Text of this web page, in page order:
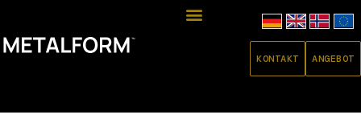
KONTAKT ANGEBOT